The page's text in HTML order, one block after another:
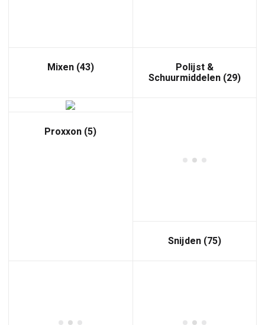
Mixen (43) Polijst &
Schuurmiddelen (29)
Proxxon (5)
Snijden (75)